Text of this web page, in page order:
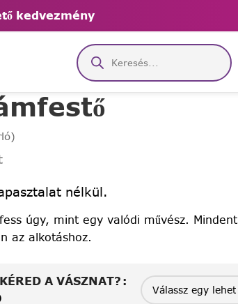
kedvezmény
nélkül.
úgy, mint egy valódi művész. Mindent
az alkotáshoz.
A VÁSZNAT?